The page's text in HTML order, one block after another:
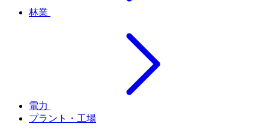
林業
電力
プラント・工場